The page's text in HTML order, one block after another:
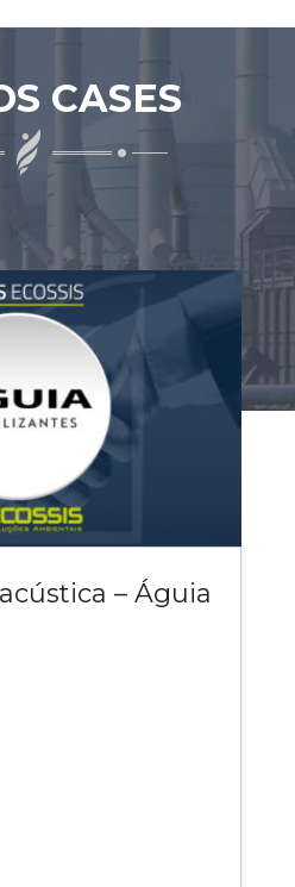
CASES
– Águia